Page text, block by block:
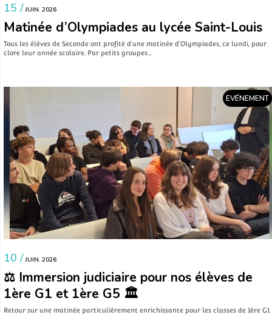
15 / JUIN. 2026
Matinée d’Olympiades au lycée Saint-Louis
Tous les élèves de Seconde ont profité d’une matinée d’Olympiades, ce lundi, pour
clore leur année scolaire. Par petits groupes…
EVÉNEMENT
10 / JUIN. 2026
⚖️ Immersion judiciaire pour nos élèves de
1ère G1 et 1ère G5 🏛️
​Retour sur une matinée particulièrement enrichissante pour les classes de 1ère G1